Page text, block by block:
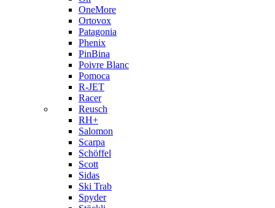
OneMore
Ortovox
Patagonia
Phenix
PinBina
Poivre Blanc
Pomoca
R-JET
Racer
Reusch
RH+
Salomon
Scarpa
Schöffel
Scott
Sidas
Ski Trab
Spyder